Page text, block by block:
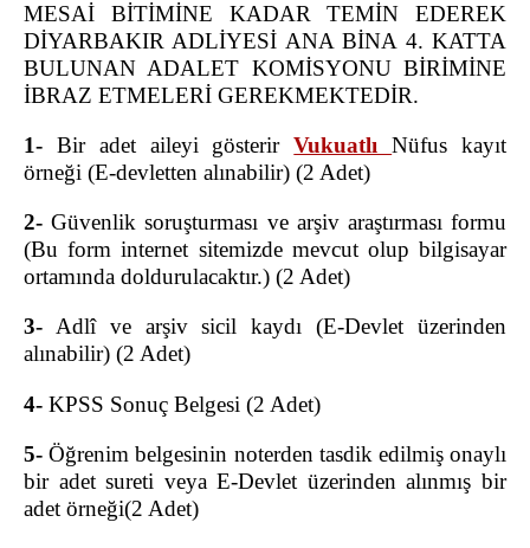
BAŞSAVCILIK
CUMHURİYET BAŞSAVCIMIZ
CUMHURİYET BAŞSAVCILIK BİRİMLERİ
ADALET KOMİSYONU BAŞKANI
MAHKEMELER
CEZA MAHKEMELERİ
Asliye Ceza Mahkemeleri
Sulh Ceza Hakimlikleri
HUKUK MAHKEMELERİ
Asliye Hukuk Mahkemeleri
Asliye Ticaret Mahkemeleri
MESAİ BİTİMİNE KADAR TEMİN EDEREK
DİYARBAKIR ADLİYESİ ANA BİNA 4. KATTA
BULUNAN ADALET KOMİSYONU BİRİMİNE
İBRAZ ETMELERİ GEREKMEKTEDİR.
1- Bir adet aileyi gösterirVukuatlıNüfus kayıt
örneği (E-devletten alınabilir) (2 Adet)
2- Güvenlik soruşturması ve arşiv araştırması formu
(Bu form internet sitemizde mevcut olup bilgisayar
ortamında doldurulacaktır.) (2 Adet)
3- Adlî ve arşiv sicil kaydı (E-Devlet üzerinden
alınabilir) (2 Adet)
4- KPSS Sonuç Belgesi (2 Adet)
5-Öğrenim belgesinin noterden tasdik edilmiş onaylı
bir adet sureti veya E-Devlet üzerinden alınmış bir
adet örneği(2 Adet)